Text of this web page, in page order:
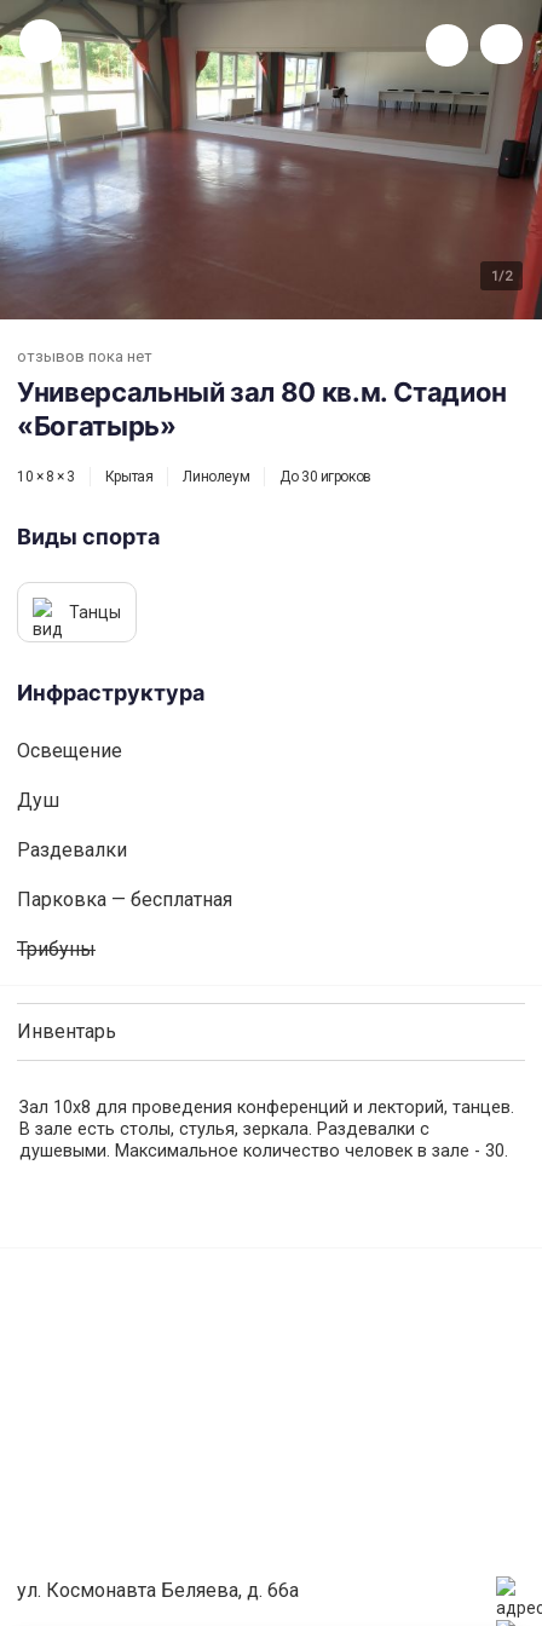
1/2
Универсальный зал 80 кв.м. Стадион «Богатырь»
отзывов пока нет
Универсальный зал 80 кв.м. Стадион
«Богатырь»
10 × 8 × 3 Крытая Линолеум До 30 игроков
Виды спорта
Танцы
Инфраструктура
Освещениe
Душ
Раздевалки
Парковка — бесплатная
Трибуны
Инвентарь
Зал 10х8 для проведения конференций и лекторий, танцев.
В зале есть столы, стулья, зеркала. Раздевалки с
душевыми. Максимальное количество человек в зале - 30.
ул. Космонавта Беляева, д. 66а